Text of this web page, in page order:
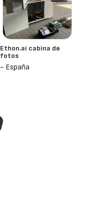
Ethon.ai cabina de
fotos
- España